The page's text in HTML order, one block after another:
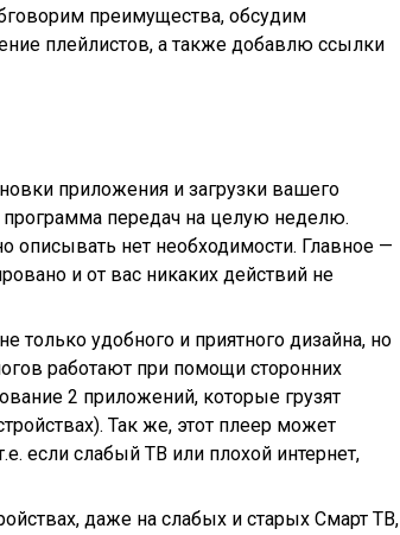
преимущества, обсудим
плейлистов, а также добавлю ссылки
приложения и загрузки вашего
программа передач на целую неделю.
описывать нет необходимости. Главное —
и от вас никаких действий не
только удобного и приятного дизайна, но
работают при помощи сторонних
2 приложений, которые грузят
Так же, этот плеер может
если слабый ТВ или плохой интернет,
даже на слабых и старых Смарт ТВ,